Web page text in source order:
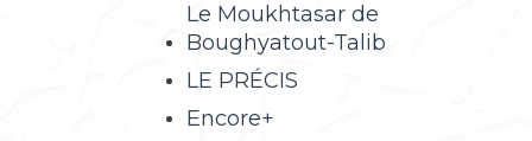
Le Moukhtasar de
Boughyatout-Talib
LE PRÉCIS
Encore+